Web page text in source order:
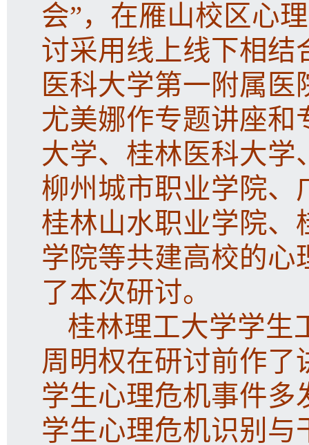
会”，在雁山校区心
讨采用线上线下相结
医科大学第一附属
尤美娜作专题讲座和
大学、桂林医科大学
柳州城市职业学院、
桂林山水职业学院、
学院等共建高校的心
了本次研讨。
桂林理工大学学生
周明权在研讨前作了
学生心理危机事件多
学生心理危机识别与